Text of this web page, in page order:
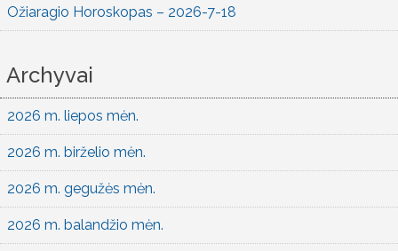
Ožiaragio Horoskopas – 2026-7-18
Archyvai
2026 m. liepos mėn.
2026 m. birželio mėn.
2026 m. gegužės mėn.
2026 m. balandžio mėn.